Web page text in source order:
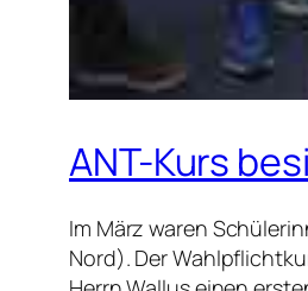
ANT-Kurs
Im März waren
Nord). Der